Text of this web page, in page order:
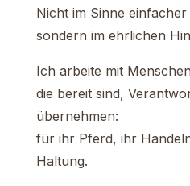
Nicht im Sinne
sondern im ehrlichen
Ich arbeite mit
die bereit sind,
übernehmen:
für ihr Pferd, ihr
Haltung.